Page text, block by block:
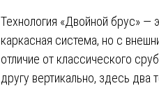
Технология «Двойной брус» —
каркасная система, но с
отличие от классического
другу вертикально, здесь